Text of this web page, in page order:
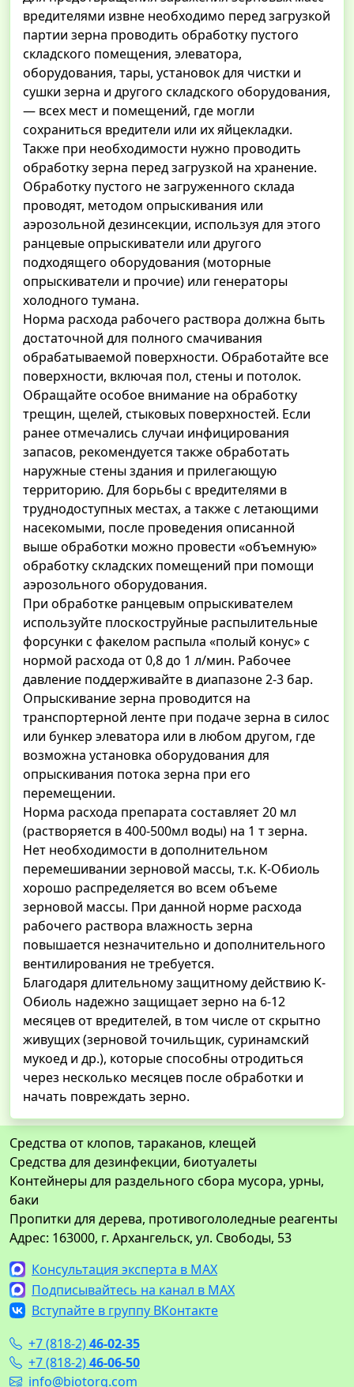
вредителями извне необходимо перед загрузкой
партии зерна проводить обработку пустого
складского помещения, элеватора,
оборудования, тары, установок для чистки и
сушки зерна и другого складского оборудования,
— всех мест и помещений, где могли
сохраниться вредители или их яйцекладки.
Также при необходимости нужно проводить
обработку зерна перед загрузкой на хранение.
Обработку пустого не загруженного склада
проводят, методом опрыскивания или
аэрозольной дезинсекции, используя для этого
ранцевые опрыскиватели или другого
подходящего оборудования (моторные
опрыскиватели и прочие) или генераторы
холодного тумана.
Норма расхода рабочего раствора должна быть
достаточной для полного смачивания
обрабатываемой поверхности. Обработайте все
поверхности, включая пол, стены и потолок.
Обращайте особое внимание на обработку
трещин, щелей, стыковых поверхностей. Если
ранее отмечались случаи инфицирования
запасов, рекомендуется также обработать
наружные стены здания и прилегающую
территорию. Для борьбы с вредителями в
труднодоступных местах, а также с летающими
насекомыми, после проведения описанной
выше обработки можно провести «объемную»
обработку складских помещений при помощи
аэрозольного оборудования.
При обработке ранцевым опрыскивателем
используйте плоскоструйные распылительные
форсунки с факелом распыла «полый конус» с
нормой расхода от 0,8 до 1 л/мин. Рабочее
давление поддерживайте в диапазоне 2-3 бар.
Опрыскивание зерна проводится на
транспортерной ленте при подаче зерна в силос
или бункер элеватора или в любом другом, где
возможна установка оборудования для
опрыскивания потока зерна при его
перемещении.
Норма расхода препарата составляет 20 мл
(растворяется в 400-500мл воды) на 1 т зерна.
Нет необходимости в дополнительном
перемешивании зерновой массы, т.к. К-Обиоль
хорошо распределяется во всем объеме
зерновой массы. При данной норме расхода
рабочего раствора влажность зерна
повышается незначительно и дополнительного
вентилирования не требуется.
Благодаря длительному защитному действию К-
Обиоль надежно защищает зерно на 6-12
месяцев от вредителей, в том числе от скрытно
живущих (зерновой точильщик, суринамский
мукоед и др.), которые способны отродиться
через несколько месяцев после обработки и
начать повреждать зерно.
Средства от клопов, тараканов, клещей
Средства для дезинфекции, биотуалеты
Контейнеры для раздельного сбора мусора, урны,
баки
Пропитки для дерева, противогололедные реагенты
Адрес: 163000, г. Архангельск, ул. Свободы, 53
Консультация эксперта в MAX
Подписывайтесь на канал в MAX
Вступайте в группу ВКонтакте
+7 (818-2)46-02-35
+7 (818-2)46-06-50
info@biotorg.com